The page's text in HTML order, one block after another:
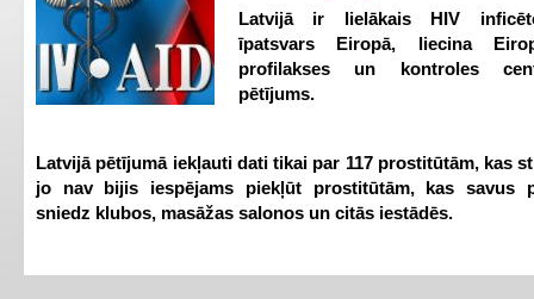
Latvijā ir lielākais HIV
īpatsvars Eiropā, liecina
profilakses un kontroles
pētījums.
Latvijā pētījumā iekļauti dati tikai par 117 prostitūtām, kas
jo nav bijis iespējams piekļūt prostitūtām, kas savus
sniedz klubos, masāžas salonos un citās iestādēs.